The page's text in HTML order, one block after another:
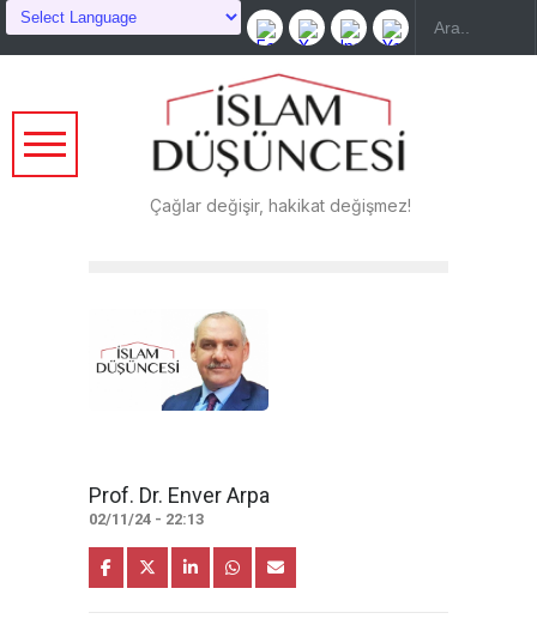
Çağlar değişir, hakikat değişmez!
Prof. Dr. Enver Arpa
02/11/24 - 22:13